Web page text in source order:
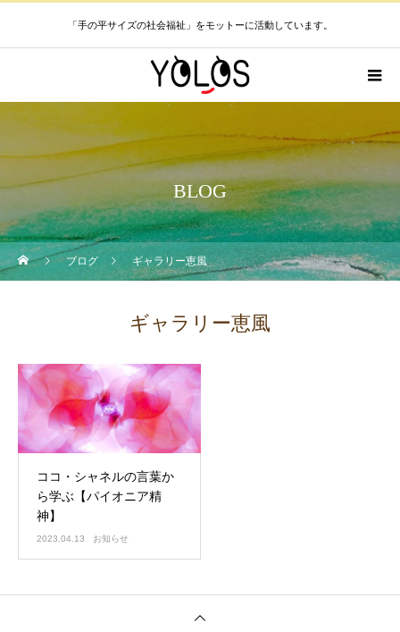
「手の平サイズの社会福祉」をモットーに活動しています。
BLOG
ブログ ギャラリー恵風
ギャラリー恵風
ココ・シャネルの言葉か
ら学ぶ【パイオニア精
神】
2023.04.13 お知らせ